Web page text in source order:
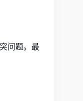
问题。最